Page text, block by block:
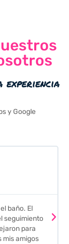
experiencia
y Google
baño. El
seguimiento
para
mis amigos